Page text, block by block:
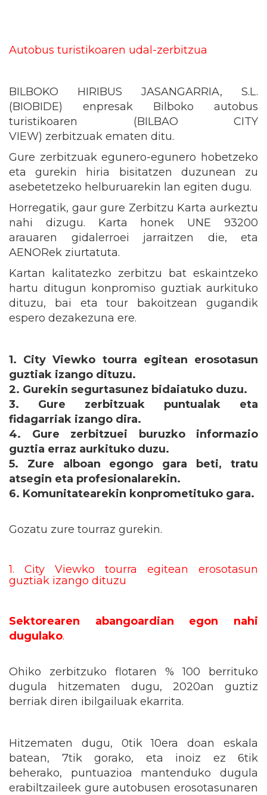
Autobus turistikoaren udal-zerbitzua
BILBOKO HIRIBUS JASANGARRIA, S.L.
(BIOBIDE) enpresak Bilboko autobus
turistikoaren (BILBAO CITY
VIEW) zerbitzuak ematen ditu.
Gure zerbitzuak egunero-egunero hobetzeko
eta gurekin hiria bisitatzen duzunean zu
asebetetzeko helburuarekin lan egiten dugu.
Horregatik, gaur gure Zerbitzu Karta aurkeztu
nahi dizugu. Karta honek UNE 93200
arauaren gidalerroei jarraitzen die, eta
AENORek ziurtatuta.
Kartan kalitatezko zerbitzu bat eskaintzeko
hartu ditugun konpromiso guztiak aurkituko
dituzu, bai eta tour bakoitzean gugandik
espero dezakezuna ere.
1. City Viewko tourra egitean erosotasun
guztiak izango dituzu.
2. Gurekin segurtasunez bidaiatuko duzu.
3. Gure zerbitzuak puntualak eta
fidagarriak izango dira.
4. Gure zerbitzuei buruzko informazio
guztia erraz aurkituko duzu.
5. Zure alboan egongo gara beti, tratu
atsegin eta profesionalarekin.
6. Komunitatearekin konprometituko gara.
Gozatu zure tourraz gurekin.
1. City Viewko tourra egitean erosotasun
guztiak izango dituzu
Sektorearen abangoardian egon nahi
dugulako.
Ohiko zerbitzuko flotaren % 100 berrituko
dugula hitzematen dugu, 2020an guztiz
berriak diren ibilgailuak ekarrita.
Hitzematen dugu, 0tik 10era doan eskala
batean, 7tik gorako, eta inoiz ez 6tik
beherako, puntuazioa mantenduko dugula
erabiltzaileek gure autobusen erosotasunaren